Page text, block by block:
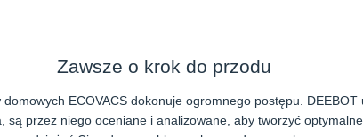
Zawsze o krok do przodu
ECOVACS dokonuje ogromnego postępu.
przez niego oceniane i analizowane, aby tworzyć